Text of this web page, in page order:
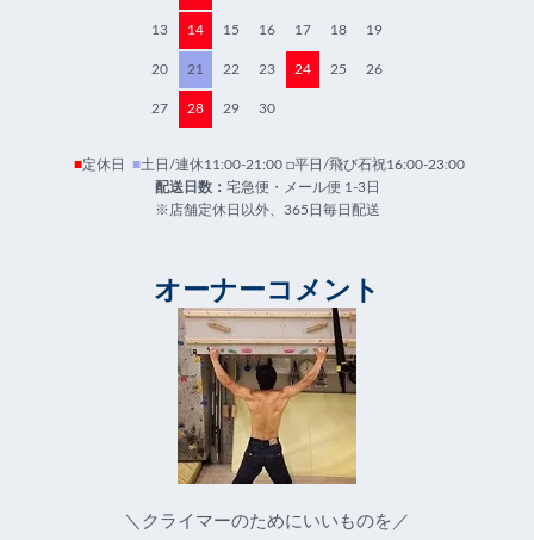
13 14 15 16 17 18 19
20 21 22 23 24 25 26
27 28 29 30
■定休日 ■土日/連休11:00-21:00 □平日/飛び石祝16:00-23:00
配送日数： 宅急便・メール便 1-3日
※店舗定休日以外、365日毎日配送
オーナーコメント
＼クライマーのためにいいものを／